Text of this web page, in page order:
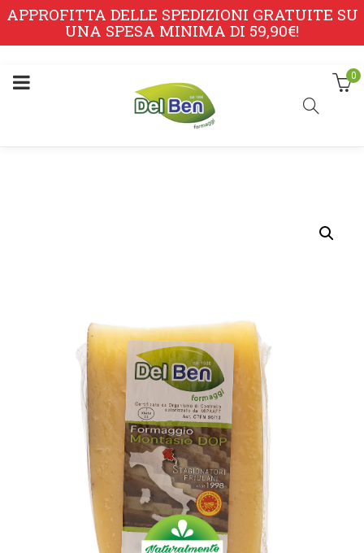
APPROFITTA DELLE SPEDIZIONI GRATUITE SU
UNA SPESA MINIMA DI 59,90€!
0